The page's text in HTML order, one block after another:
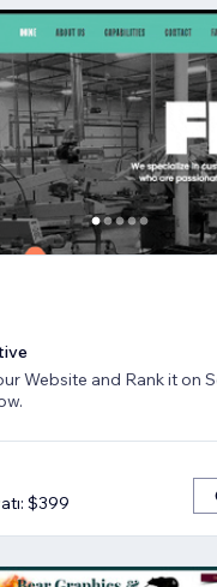
Website and Rank it on
$399